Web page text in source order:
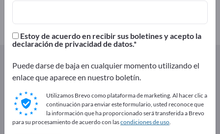
26 26
Leche y productos lácteos
¡Anúnciese gratis en Exportpages!
Necesidades – Ofertas – Productos usados – Contactos
comerciales >> Empiece aquí
Estoy de acuerdo en recibir sus boletines y acepto la
declaración de privacidad de datos.
Puede darse de baja en cualquier momento utilizando el
enlace que aparece en nuestro boletín.
Utilizamos Brevo como plataforma de marketing. Al hacer clic a
continuación para enviar este formulario, usted reconoce que
la información que ha proporcionado será transferida a Brevo
para su procesamiento de acuerdo con lascondiciones de uso.